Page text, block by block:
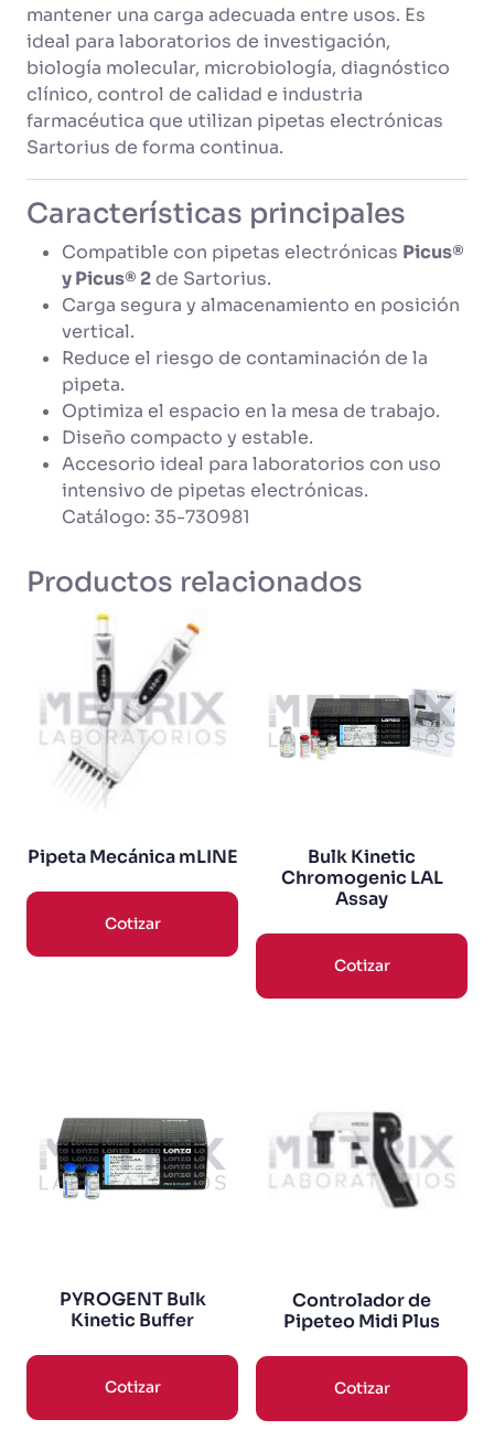
mantener una carga adecuada entre usos. Es
ideal para laboratorios de investigación,
biología molecular, microbiología, diagnóstico
clínico, control de calidad e industria
farmacéutica que utilizan pipetas electrónicas
Sartorius de forma continua.
Características principales
Compatible con pipetas electrónicas Picus®
y Picus® 2de Sartorius.
Carga segura y almacenamiento en posición
vertical.
Reduce el riesgo de contaminación de la
pipeta.
Optimiza el espacio en la mesa de trabajo.
Diseño compacto y estable.
Accesorio ideal para laboratorios con uso
intensivo de pipetas electrónicas.
Catálogo: 35-730981
Productos relacionados
Pipeta Mecánica mLINE
Cotizar
Bulk Kinetic
Chromogenic LAL
Assay
Cotizar
PYROGENT Bulk
Kinetic Buffer
Cotizar
Controlador de
Pipeteo Midi Plus
Cotizar